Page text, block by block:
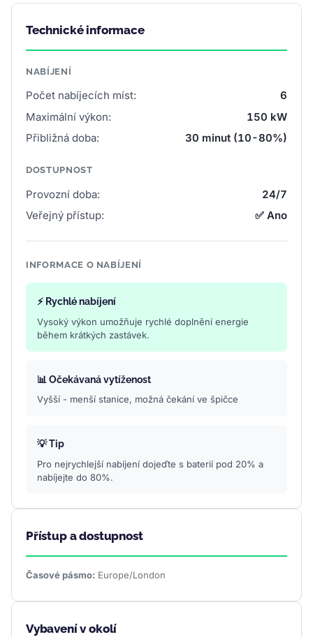
Technické informace
NABÍJENÍ
Počet nabíjecích míst:
6
Maximální výkon:
150 kW
Přibližná doba:
30 minut (10-80%)
DOSTUPNOST
Provozní doba:
24/7
Veřejný přístup:
✅ Ano
INFORMACE O NABÍJENÍ
⚡ Rychlé nabíjení
Vysoký výkon umožňuje rychlé doplnění energie
během krátkých zastávek.
📊 Očekávaná vytíženost
Vyšší - menší stanice, možná čekání ve špičce
💡 Tip
Pro nejrychlejší nabíjení dojeďte s baterií pod 20% a
nabíjejte do 80%.
Přístup a dostupnost
Časové pásmo: Europe/London
Vybavení v okolí